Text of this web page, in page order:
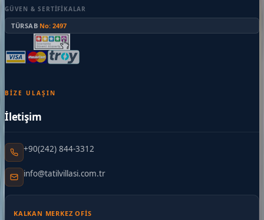
GÜVEN & SERTIFIKALAR
TÜRSAB·No: 2497
BIZE ULAŞIN
İletişim
+90(242) 844-3312
info@tatilvillasi.com.tr
KALKAN MERKEZ OFIS